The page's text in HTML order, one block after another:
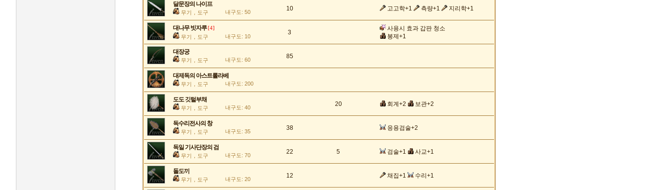
달문장의 나이프
무기，도구 내구도: 50 10 고고학+1 측량+1 지리학+1
대나무 빗자루 [4]
무기，도구 내구도: 10
3
사용시 효과 갑판 청소
봉제+1
대장궁
무기，도구 내구도: 60 85
대제독의 아스트롤라베
무기，도구 내구도: 200
도도 깃털부채
무기，도구 내구도: 40 20 회계+2 보관+2
독수리전사의 창
무기，도구 내구도: 35 38 응용검술+2
독일 기사단장의 검
무기，도구 내구도: 70 22 5 검술+1 사교+1
돌도끼
무기，도구 내구도: 20 12 채집+1 수리+1